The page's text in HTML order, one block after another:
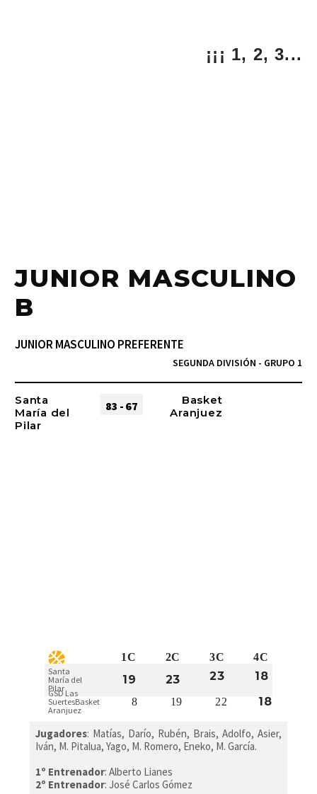
¡¡¡ 1, 2, 3...
JUNIOR MASCULINO
B
JUNIOR MASCULINO PREFERENTE
SEGUNDA DIVISIÓN - GRUPO 1
Santa
María del
Pilar
83 - 67
Basket
Aranjuez​
1C 2C 3C 4C
Santa
María del
Pilar
19 23 23 18
GSD Las
SuertesBasket
Aranjuez​
8 19 22 18
Jugadores: Matías, Darío, Rubén, Brais, Adolfo, Asier,
Iván, M. Pitalua, Yago, M. Romero, Eneko, M. García.
1º Entrenador: Alberto Lianes
2º Entrenador: José Carlos Gómez